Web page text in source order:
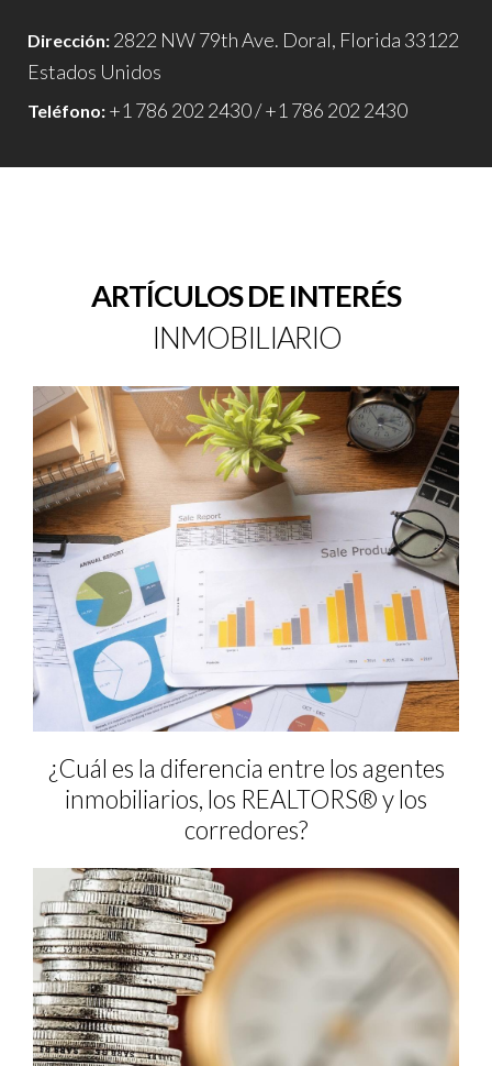
Dirección: 2822 NW 79th Ave. Doral, Florida 33122
Estados Unidos
Teléfono: +1 786 202 2430 / +1 786 202 2430
ARTÍCULOS DE INTERÉS
INMOBILIARIO
¿Cuál es la diferencia entre los agentes
inmobiliarios, los REALTORS® y los
corredores?